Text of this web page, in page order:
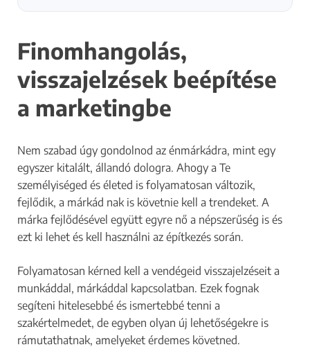
Csak a település nevét add meg.
Hogyan tudlak elérni?
Teljes neved
m
s
t
s
z
e
r
t
n
é
l
n
Telefonszámod
ELKÜLDÖM AZ ADATOKAT
Az űrlap elküldése nem jelent megbízást.
Az adatok beérkezését követően megkereslek további
Ha kérdésed van, írhatsz az info@szalontuning.hu címre
vagy kereshetsz a+36 20 589 9752telefonszámon.
Finomhangolás,
visszajelzések beépítése
a marketingbe
Nem szabad úgy gondolnod az énmárkádra, mint egy
egyszer kitalált, állandó dologra. Ahogy a Te
személyiséged és életed is folyamatosan változik,
fejlődik, a márkád nak is követnie kell a trendeket. A
márka fejlődésével együtt egyre nő a népszerűség is és
ezt ki lehet és kell használni az építkezés során.
Folyamatosan kérned kell a vendégeid visszajelzéseit a
munkáddal, márkáddal kapcsolatban. Ezek fognak
segíteni hitelesebbé és ismertebbé tenni a
szakértelmedet, de egyben olyan új lehetőségekre is
rámutathatnak, amelyeket érdemes követned.